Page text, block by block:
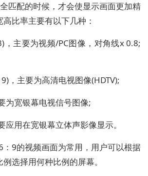
匹配的时候，才会使显示画面更加精
比率主要有以下几种：
，主要为视频/PC图像，对角线x 0.8;
，主要为高清电视图像(HDTV);
为宽银幕电视信号图像;
应用在宽银幕立体声影像显示。
：9的视频画面为常用，用户可以根据
选择用何种比例的屏幕。